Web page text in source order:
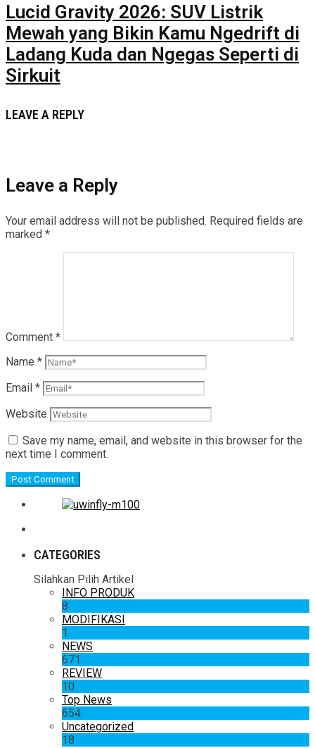
Lucid Gravity 2026: SUV Listrik
Mewah yang Bikin Kamu Ngedrift di
Ladang Kuda dan Ngegas Seperti di
Sirkuit
LEAVE A REPLY
Leave a Reply
Your email address will not be published. Required fields are
marked *
Comment *
Name *
Email *
Website
Save my name, email, and website in this browser for the
next time I comment.
CATEGORIES
Silahkan Pilih Artikel
INFO PRODUK
8
MODIFIKASI
1
NEWS
671
REVIEW
10
Top News
654
Uncategorized
18